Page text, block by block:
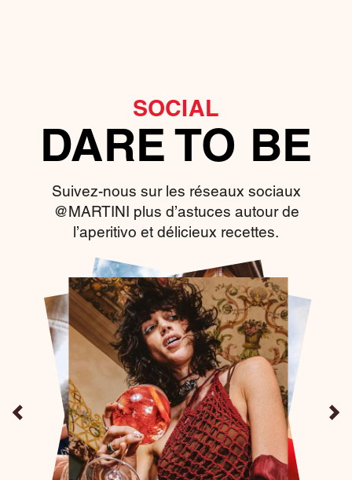
SOCIAL
DARE TO BE
Suivez-nous sur les réseaux sociaux
@MARTINI plus d’astuces autour de
l’aperitivo et délicieux recettes.